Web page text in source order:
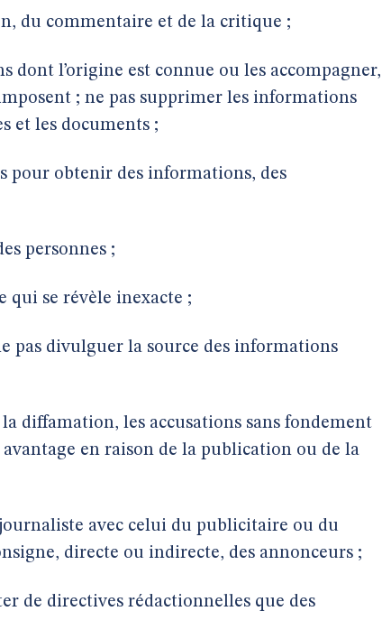
du commentaire et de la critique ;
dont l’origine est connue ou les accompagner,
; ne pas supprimer les informations
et les documents ;
pour obtenir des informations, des
personnes ;
se révèle inexacte ;
pas divulguer la source des informations
diffamation, les accusations sans fondement
en raison de la publication ou de la
avec celui du publicitaire ou du
directe ou indirecte, des annonceurs ;
de directives rédactionnelles que des